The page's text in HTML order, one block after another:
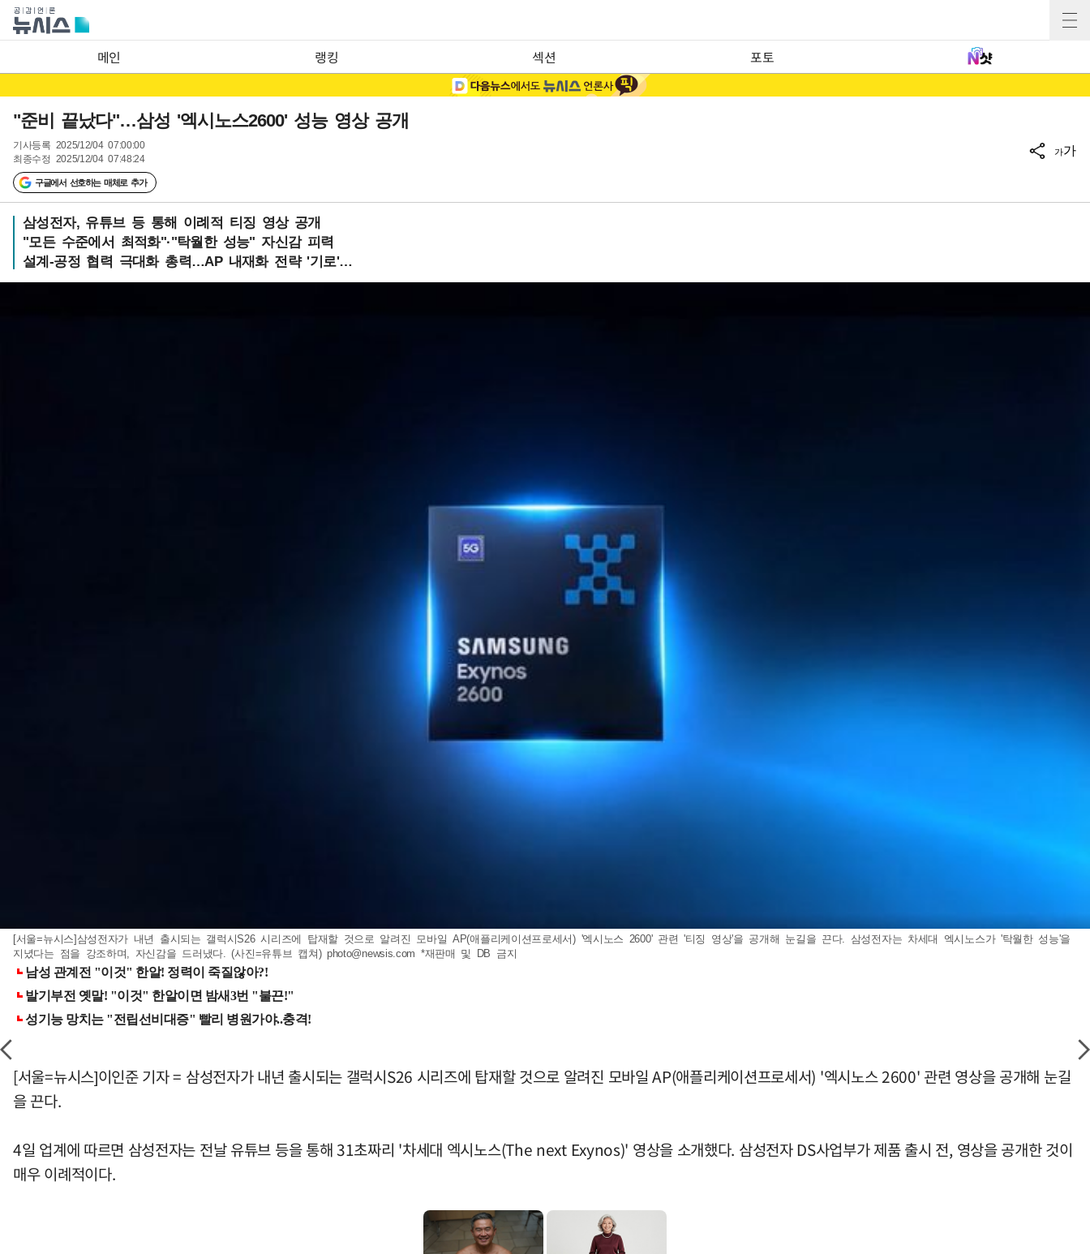
메인 랭킹 섹션 포토
"준비 끝났다"…삼성 '엑시노스2600' 성능 영상 공개
기사등록 2025/12/04 07:00:00
최종수정 2025/12/04 07:48:24
구글에서 선호하는 매체로 추가
가가
삼성전자, 유튜브 등 통해 이례적 티징 영상 공개
"모든 수준에서 최적화"·"탁월한 성능" 자신감 피력
설계-공정 협력 극대화 총력…AP 내재화 전략 '기로'…
[서울=뉴시스]삼성전자가 내년 출시되는 갤럭시S26 시리즈에 탑재할 것으로 알려진 모바일 AP(애플리케이션프로세서) '엑시노스 2600' 관련 '티징 영상'을 공개해 눈길을 끈다. 삼성전자는 차세대 엑시노스가 '탁월한 성능'을
지녔다는 점을 강조하며, 자신감을 드러냈다. (사진=유튜브 캡쳐) photo@newsis.com *재판매 및 DB 금지
[서울=뉴시스]이인준 기자 = 삼성전자가 내년 출시되는 갤럭시S26 시리즈에 탑재할 것으로 알려진 모바일 AP(애플리케이션프로세서) '엑시노스 2600' 관련 영상을 공개해 눈길
을 끈다.
4일 업계에 따르면 삼성전자는 전날 유튜브 등을 통해 31초짜리 '차세대 엑시노스(The next Exynos)' 영상을 소개했다. 삼성전자 DS사업부가 제품 출시 전, 영상을 공개한 것이
매우 이례적이다.